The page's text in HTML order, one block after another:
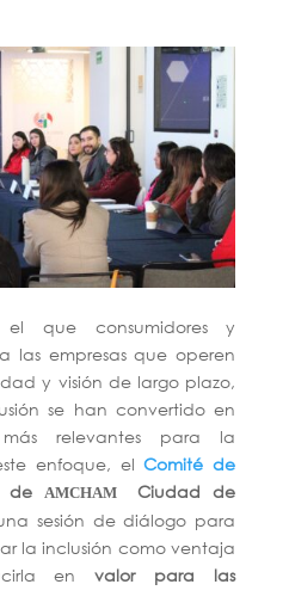
que consumidores y
las empresas que operen
y visión de largo plazo,
se han convertido en
relevantes para la
enfoque, elComité de
de AMCHAMCiudad de
sesión de diálogo para
la inclusión como ventaja
envalor para las